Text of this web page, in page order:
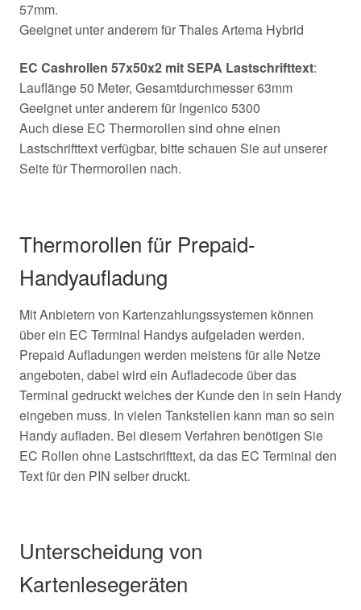
57mm.
Geeignet unter anderem für Thales Artema Hybrid
EC Cashrollen 57x50x2 mit SEPA Lastschrifttext:
Lauflänge 50 Meter, Gesamtdurchmesser 63mm
Geeignet unter anderem für Ingenico 5300
Auch diese EC Thermorollen sind ohne einen
Lastschrifttext verfügbar, bitte schauen Sie auf unserer
Seite für Thermorollen nach.
Thermorollen für Prepaid-
Handyaufladung
Mit Anbietern von Kartenzahlungssystemen können
über ein EC Terminal Handys aufgeladen werden.
Prepaid Aufladungen werden meistens für alle Netze
angeboten, dabei wird ein Aufladecode über das
Terminal gedruckt welches der Kunde den in sein Handy
eingeben muss. In vielen Tankstellen kann man so sein
Handy aufladen. Bei diesem Verfahren benötigen Sie
EC Rollen ohne Lastschrifttext, da das EC Terminal den
Text für den PIN selber druckt.
Unterscheidung von
Kartenlesegeräten